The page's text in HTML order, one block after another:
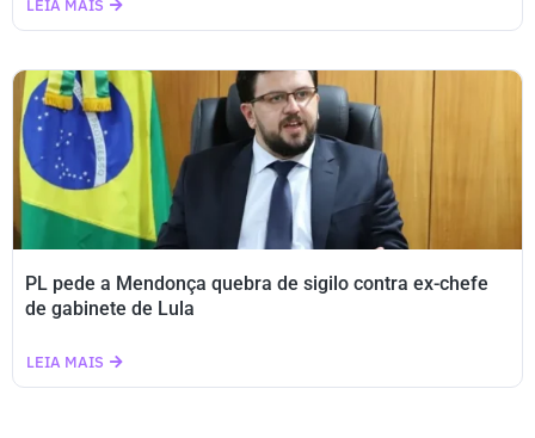
LEIA MAIS
PL pede a Mendonça quebra de sigilo contra ex-chefe
de gabinete de Lula
LEIA MAIS